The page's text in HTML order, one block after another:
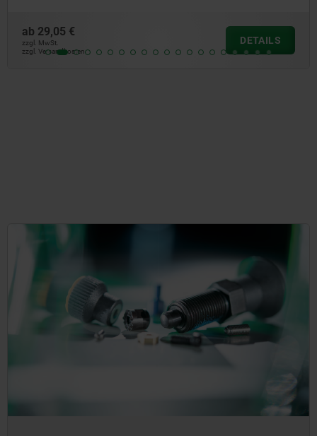
29,05 €
MwSt.
Versandkosten
DETAILS